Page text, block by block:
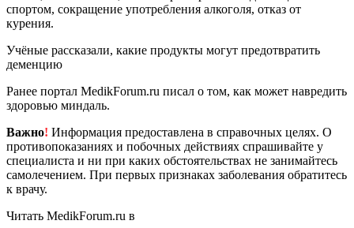
спортом, сокращение употребления алкоголя, отказ от
курения.
Учёные рассказали, какие продукты могут предотвратить
деменцию
Ранее портал MedikForum.ru писал о том, как может навредить
здоровью миндаль.
Важно! Информация предоставлена в справочных целях. О
противопоказаниях и побочных действиях спрашивайте у
специалиста и ни при каких обстоятельствах не занимайтесь
самолечением. При первых признаках заболевания обратитесь
к врачу.
Читать MedikForum.ru в